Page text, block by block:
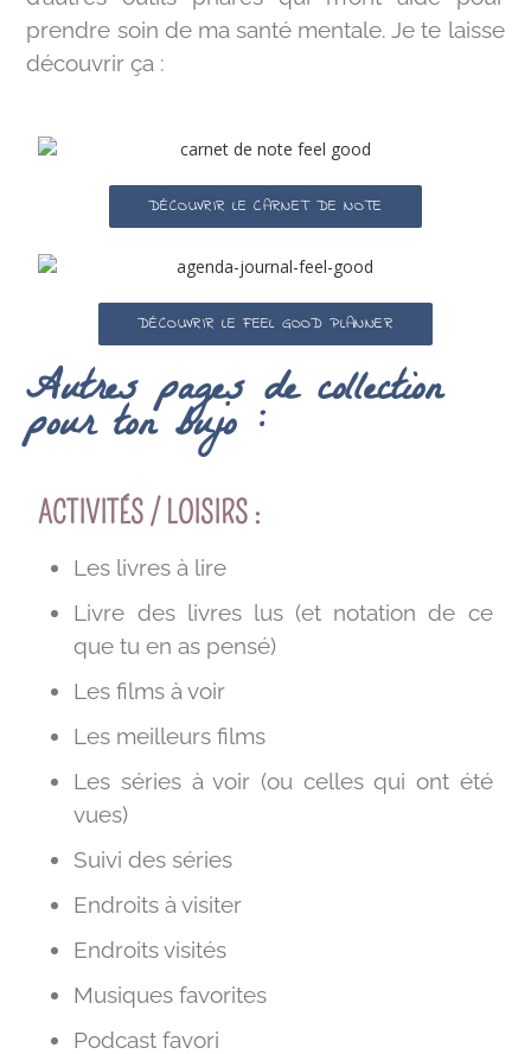
prendre soin de ma santé mentale. Je te laisse
découvrir ça :
DÉCOUVRIR LE CARNET DE NOTE
DÉCOUVRIR LE FEEL GOOD PLANNER
Autres pages de collection
pour ton bujo :
ACTIVITÉS / LOISIRS :
Les livres à lire
Livre des livres lus (et notation de ce
que tu en as pensé)
Les films à voir
Les meilleurs films
Les séries à voir (ou celles qui ont été
vues)
Suivi des séries
Endroits à visiter
Endroits visités
Musiques favorites
Podcast favori